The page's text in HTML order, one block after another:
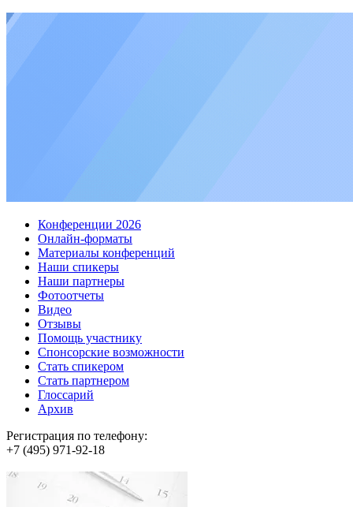
Конференции 2026
Онлайн-форматы
Материалы конференций
Наши спикеры
Наши партнеры
Фотоотчеты
Видео
Отзывы
Помощь участнику
Спонсорские возможности
Стать спикером
Стать партнером
Глоссарий
Архив
Регистрация по телефону:
+7 (495) 971-92-18